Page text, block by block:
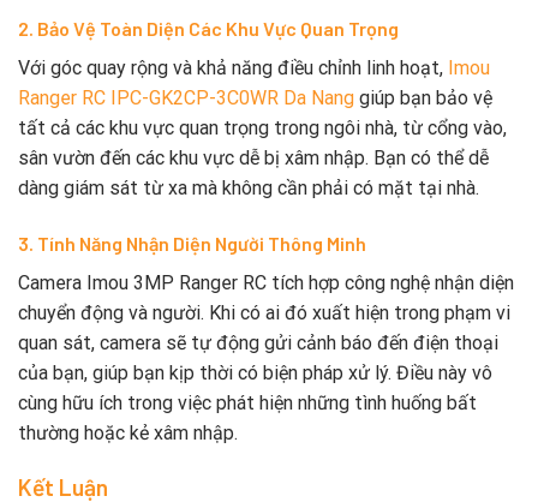
2. Bảo Vệ Toàn Diện Các Khu Vực Quan Trọng
Với góc quay rộng và khả năng điều chỉnh linh hoạt, Imou
Ranger RC IPC-GK2CP-3C0WR Da Nang giúp bạn bảo vệ
tất cả các khu vực quan trọng trong ngôi nhà, từ cổng vào,
sân vườn đến các khu vực dễ bị xâm nhập. Bạn có thể dễ
dàng giám sát từ xa mà không cần phải có mặt tại nhà.
3. Tính Năng Nhận Diện Người Thông Minh
Camera Imou 3MP Ranger RC tích hợp công nghệ nhận diện
chuyển động và người. Khi có ai đó xuất hiện trong phạm vi
quan sát, camera sẽ tự động gửi cảnh báo đến điện thoại
của bạn, giúp bạn kịp thời có biện pháp xử lý. Điều này vô
cùng hữu ích trong việc phát hiện những tình huống bất
thường hoặc kẻ xâm nhập.
Kết Luận